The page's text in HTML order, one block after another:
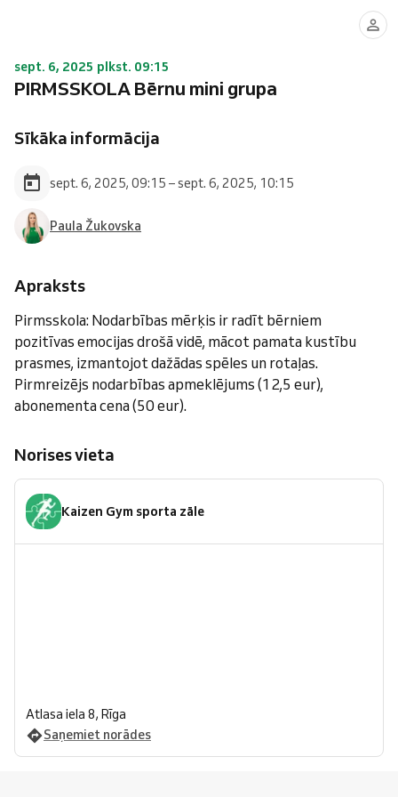
sept. 6, 2025 plkst. 09:15
PIRMSSKOLA Bērnu mini grupa
Sīkāka informācija
sept. 6, 2025, 09:15 – sept. 6, 2025, 10:15
Paula Žukovska
Apraksts
Pirmsskola: Nodarbības mērķis ir radīt bērniem
pozitīvas emocijas drošā vidē, mācot pamata kustību
prasmes, izmantojot dažādas spēles un rotaļas.
Pirmreizējs nodarbības apmeklējums (12,5 eur),
abonementa cena (50 eur).
Norises vieta
Kaizen Gym sporta zāle
Atlasa iela 8, Rīga
Saņemiet norādes